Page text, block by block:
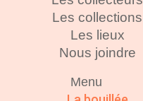
Les collections
Les lieux
Nous joindre
Menu